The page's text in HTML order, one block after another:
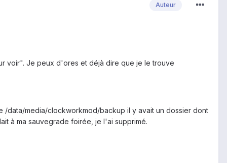
Auteur
voir". Je peux d'ores et déjà dire que je le trouve
/data/media/clockworkmod/backup il y avait un dossier dont
à ma sauvegrade foirée, je l'ai supprimé.